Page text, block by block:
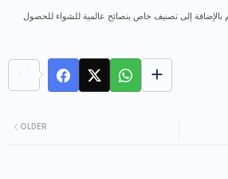
بالإضافة إلى تصنيف خاص بنصائح عالمية للشواء للحصول
OLDER